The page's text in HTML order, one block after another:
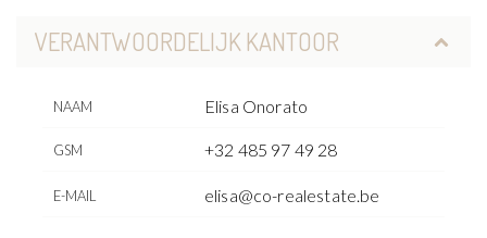
VERANTWOORDELIJK KANTOOR
NAAM Elisa Onorato
GSM +32 485 97 49 28
E-MAIL elisa@co-realestate.be